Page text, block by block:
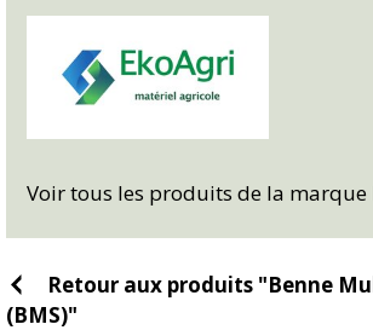
Voir tous les produits de la marque
Retour aux produits "Benne
(BMS)"